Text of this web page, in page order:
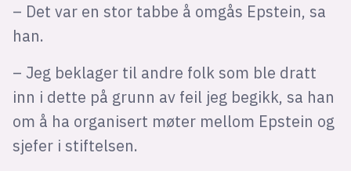
– Det var en stor tabbe å omgås Epstein, sa
han.
– Jeg beklager til andre folk som ble dratt
inn i dette på grunn av feil jeg begikk, sa han
om å ha organisert møter mellom Epstein og
sjefer i stiftelsen.